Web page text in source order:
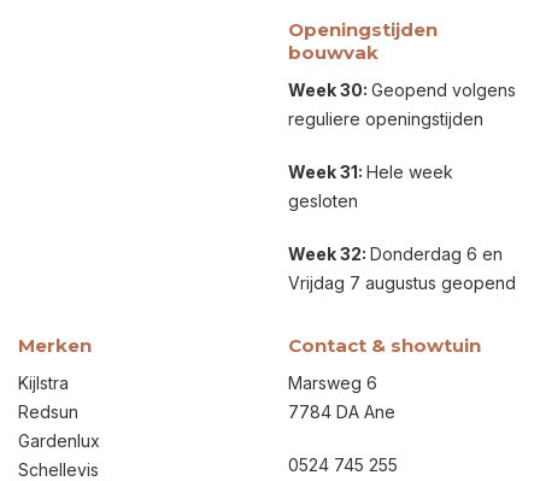
Openingstijden
bouwvak
Week 30: Geopend volgens
reguliere openingstijden
Week 31: Hele week
gesloten
Week 32: Donderdag 6 en
Vrijdag 7 augustus geopend
Merken
Kijlstra
Redsun
Gardenlux
Schellevis
Contact & showtuin
Marsweg 6
7784 DA Ane
0524 745 255